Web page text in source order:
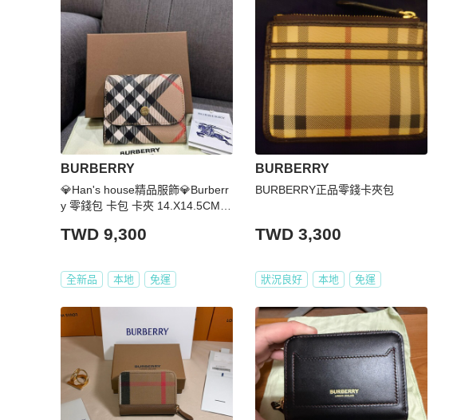
BURBERRY
💎Han's house精品服飾💎Burberr
y 零錢包 卡包 卡夾 14.X14.5CM
TWD 9,300
全新品 本地 免運
BURBERRY
BURBERRY正品零錢卡夾包
TWD 3,300
狀況良好 本地 免運